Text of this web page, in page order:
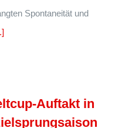
Spontaneität und
Auftakt in